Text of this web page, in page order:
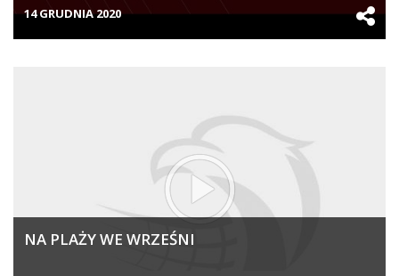
14 GRUDNIA 2020
NA PLAŻY WE WRZEŚNI